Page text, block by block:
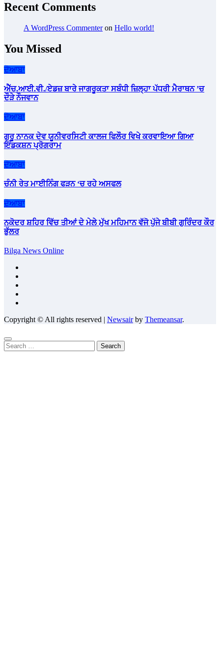
Recent Comments
A WordPress Commenteron Hello world!
You Missed
ਦੋਆਬਾ
ਐੱਚ.ਆਈ.ਵੀ./ਏਡਜ਼ ਬਾਰੇ ਜਾਗਰੂਕਤਾ ਸਬੰਧੀ ਜ਼ਿਲ੍ਹਾ ਪੱਧਰੀ ਮੈਰਾਥਨ ’ਚ
ਦੌੜੇ ਨੌਜਵਾਨ
ਦੋਆਬਾ
ਗੁਰੂ ਨਾਨਕ ਦੇਵ ਯੂਨੀਵਰਸਿਟੀ ਕਾਲਜ ਫਿਲੌਰ ਵਿਖੇ ਕਰਵਾਇਆ ਗਿਆ
ਇੰਡਕਸ਼ਨ ਪ੍ਰੋਗਰਾਮ
ਦੋਆਬਾ
ਚੰਨੀ ਰੇਤ ਮਾਈਨਿੰਗ ਫੜਨ ‘ਚ ਰਹੇ ਅਸਫਲ
ਦੋਆਬਾ
ਨਕੋਦਰ ਸ਼ਹਿਰ ਵਿੱਚ ਤੀਆਂ ਦੇ ਮੇਲੇ ਮੁੱਖ ਮਹਿਮਾਨ ਵੱਜੋ ਪੁੱਜੇ ਬੀਬੀ ਗੁਰਿੰਦਰ ਕੌਰ
ਭੁੱਲਰ
Bilga News Online
Copyright © All rights reserved | Newsairby Themeansar.
Search
for: